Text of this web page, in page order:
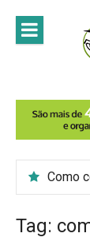
content
Tag: